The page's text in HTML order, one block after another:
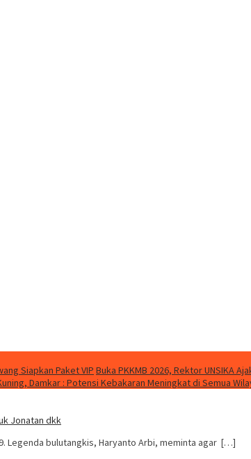
Siapkan Paket VIP Buka PKKMB 2026, Rektor UNSIKA
Damkar : Potensi Kebakaran Meningkat di Semua
Jonatan dkk
Legenda bulutangkis, Haryanto Arbi, meminta agar […]